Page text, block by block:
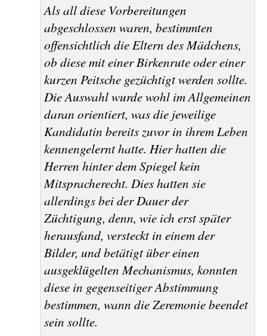
Als all diese Vorbereitungen
abgeschlossen waren, bestimmten
offensichtlich die Eltern des Mädchens,
ob diese mit einer Birkenrute oder einer
kurzen Peitsche gezüchtigt werden sollte.
Die Auswahl wurde wohl im Allgemeinen
daran orientiert, was die jeweilige
Kandidatin bereits zuvor in ihrem Leben
kennengelernt hatte. Hier hatten die
Herren hinter dem Spiegel kein
Mitspracherecht. Dies hatten sie
allerdings bei der Dauer der
Züchtigung, denn, wie ich erst später
herausfand, versteckt in einem der
Bilder, und betätigt über einen
ausgeklügelten Mechanismus, konnten
diese in gegenseitiger Abstimmung
bestimmen, wann die Zeremonie beendet
sein sollte.